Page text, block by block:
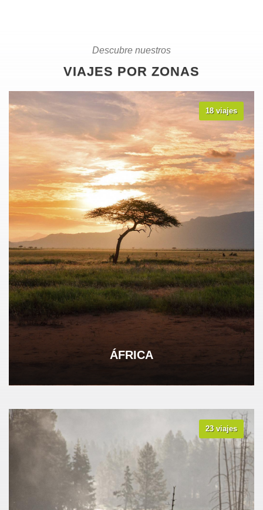
Descubre nuestros
VIAJES POR ZONAS
18 viajes
ÁFRICA
VER TODOS LOS VIAJES
23 viajes